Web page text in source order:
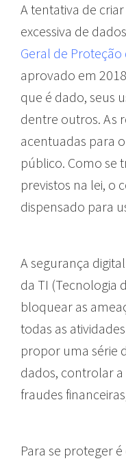
A tentativa de
excessiva de
Geral de Proteção
aprovado em
que é dado, seus
dentre outros. As
acentuadas para
público. Como se
previstos na lei, o
dispensado para
A segurança
da TI (Tecnologia
bloquear as
todas as
propor uma série
dados, controlar
fraudes
Para se proteger